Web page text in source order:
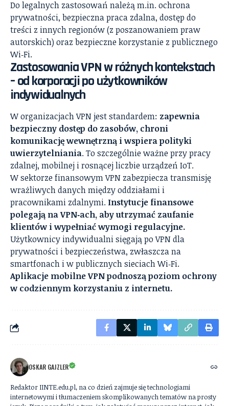
Do legalnych zastosowań należą m.in. ochrona
prywatności, bezpieczna praca zdalna, dostęp do
treści z innych regionów (z poszanowaniem praw
autorskich) oraz bezpieczne korzystanie z publicznego
Wi‑Fi.
Zastosowania VPN w różnych kontekstach
– od korporacji po użytkowników
indywidualnych
W organizacjach VPN jest standardem: zapewnia
bezpieczny dostęp do zasobów, chroni
komunikację wewnętrzną i wspiera polityki
uwierzytelniania. To szczególnie ważne przy pracy
zdalnej, mobilnej i rosnącej liczbie urządzeń IoT.
W sektorze finansowym VPN zabezpiecza transmisję
wrażliwych danych między oddziałami i
pracownikami zdalnymi. Instytucje finansowe
polegają na VPN‑ach, aby utrzymać zaufanie
klientów i wypełniać wymogi regulacyjne.
Użytkownicy indywidualni sięgają po VPN dla
prywatności i bezpieczeństwa, zwłaszcza na
smartfonach i w publicznych sieciach Wi‑Fi.
Aplikacje mobilne VPN podnoszą poziom ochrony
w codziennym korzystaniu z internetu.
OSKAR GAJZLER
Redaktor IINTE.edu.pl, na co dzień zajmuje się technologiami
internetowymi i tłumaczeniem skomplikowanych tematów na prosty